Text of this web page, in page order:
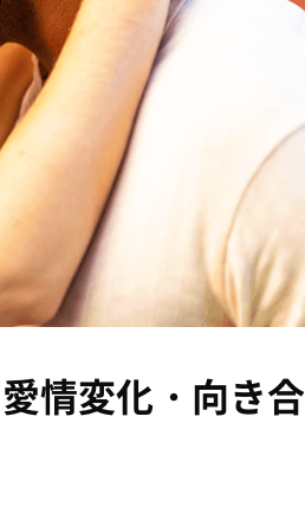
情変化・向き合